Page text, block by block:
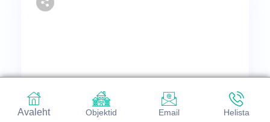
Avaleht Objektid Email Helista